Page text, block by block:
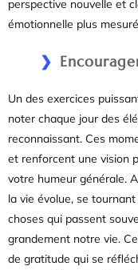
perspective nouvelle et
émotionnelle plus
Un des exercices
noter chaque jour des
reconnaissant. Ces
et renforcent une vision
votre humeur générale.
la vie évolue, se
choses qui passent
grandement notre vie.
de gratitude qui se